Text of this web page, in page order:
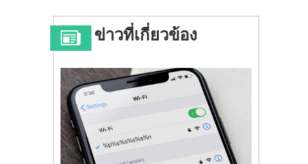
ข่าวที่เกี่ยวข้อง